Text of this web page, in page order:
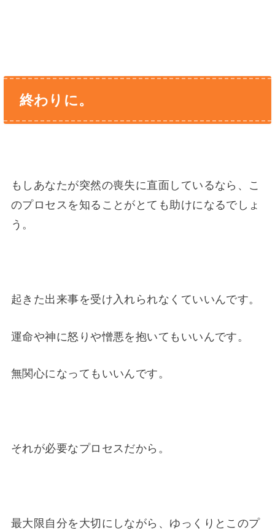
終わりに。
もしあなたが突然の喪失に直面しているなら、こ
のプロセスを知ることがとても助けになるでしょ
う。
起きた出来事を受け入れられなくていいんです。
運命や神に怒りや憎悪を抱いてもいいんです。
無関心になってもいいんです。
それが必要なプロセスだから。
最大限自分を大切にしながら、ゆっくりとこのプ